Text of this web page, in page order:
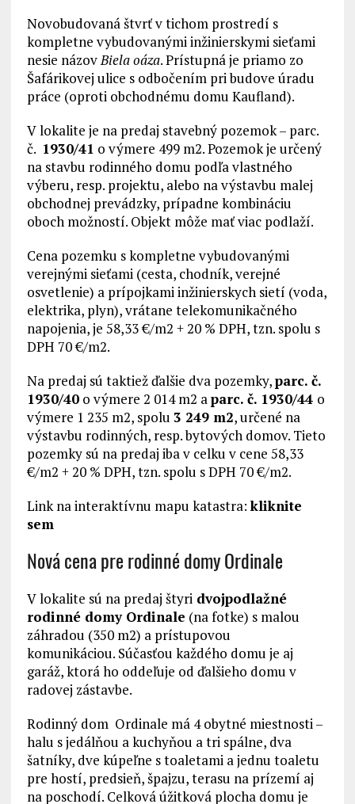
Novobudovaná štvrť v tichom prostredí s
kompletne vybudovanými inžinierskymi sieťami
nesie názovBiela oáza. Prístupná je priamo zo
Šafárikovej ulice s odbočením pri budove úradu
práce (oproti obchodnému domu Kaufland).
V lokalite je na predaj stavebný pozemok – parc.
č. 1930/41 o výmere 499 m2. Pozemok je určený
na stavbu rodinného domu podľa vlastného
výberu, resp. projektu, alebo na výstavbu malej
obchodnej prevádzky, prípadne kombináciu
oboch možností. Objekt môže mať viac podlaží.
Cena pozemku s kompletne vybudovanými
verejnými sieťami (cesta, chodník, verejné
osvetlenie) a prípojkami inžinierskych sietí (voda,
elektrika, plyn), vrátane telekomunikačného
napojenia, je 58,33 €/m2 + 20 % DPH, tzn. spolu s
DPH 70 €/m2.
Na predaj sú taktiež ďalšie dva pozemky,parc. č.
1930/40o výmere 2 014 m2 aparc. č. 1930/44 o
výmere 1 235 m2, spolu 3 249 m2, určené na
výstavbu rodinných, resp. bytových domov. Tieto
pozemky sú na predaj iba v celku v cene 58,33
€/m2 + 20 % DPH, tzn. spolu s DPH 70 €/m2.
Link na interaktívnu mapu katastra:kliknite
sem
Nová cena pre rodinné domy Ordinale
V lokalite sú na predaj štyridvojpodlažné
rodinné domy Ordinale (na fotke) s malou
záhradou (350 m2) a prístupovou
komunikáciou. Súčasťou každého domu je aj
garáž, ktorá ho oddeľuje od ďalšieho domu v
radovej zástavbe.
Rodinný dom Ordinale má 4 obytné miestnosti –
halu s jedálňou a kuchyňou a tri spálne, dva
šatníky, dve kúpeľne s toaletami a jednu toaletu
pre hostí, predsieň, špajzu, terasu na prízemí aj
na poschodí. Celková úžitková plocha domu je